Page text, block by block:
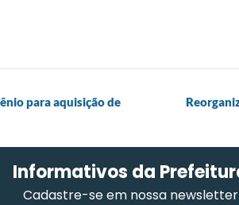
para aquisição de
Informativos da
Cadastre-se em nossa newsletter